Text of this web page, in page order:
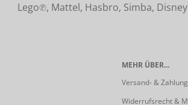
Lego℗, Mattel, Hasbro, Simba,
MEHR ÜBER...
Versand- &
Widerrufsrecht &